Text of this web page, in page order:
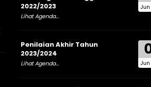
2022/2023
Lihat Agenda...
Penilaian Akhir Tahun
2023/2024
Lihat Agenda...